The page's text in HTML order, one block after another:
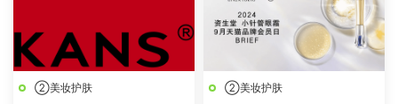
②美妆护肤 ②美妆护肤